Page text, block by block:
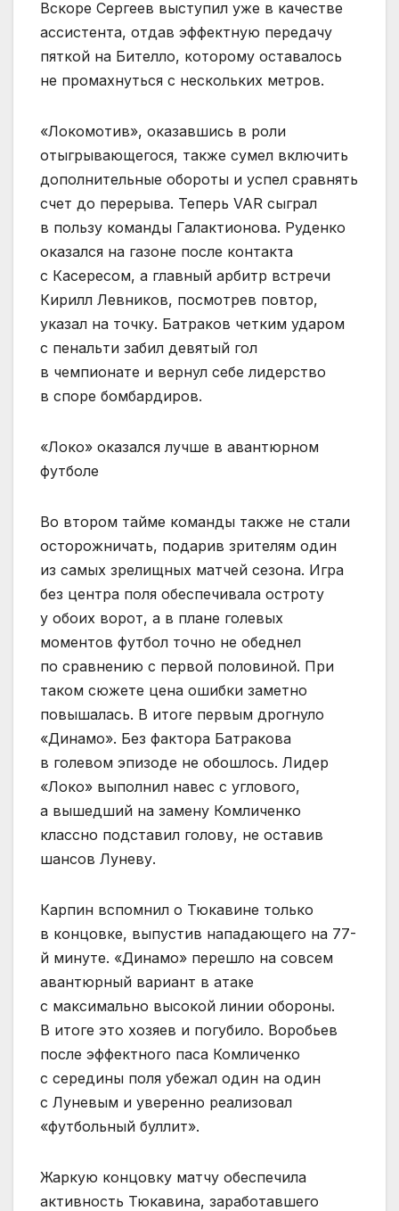
Вскоре Сергеев выступил уже в качестве
ассистента, отдав эффектную передачу
пяткой на Бителло, которому оставалось
не промахнуться с нескольких метров.
«Локомотив», оказавшись в роли
отыгрывающегося, также сумел включить
дополнительные обороты и успел сравнять
счет до перерыва. Теперь VAR сыграл
в пользу команды Галактионова. Руденко
оказался на газоне после контакта
с Касересом, а главный арбитр встречи
Кирилл Левников, посмотрев повтор,
указал на точку. Батраков четким ударом
с пенальти забил девятый гол
в чемпионате и вернул себе лидерство
в споре бомбардиров.
«Локо» оказался лучше в авантюрном
футболе
Во втором тайме команды также не стали
осторожничать, подарив зрителям один
из самых зрелищных матчей сезона. Игра
без центра поля обеспечивала остроту
у обоих ворот, а в плане голевых
моментов футбол точно не обеднел
по сравнению с первой половиной. При
таком сюжете цена ошибки заметно
повышалась. В итоге первым дрогнуло
«Динамо». Без фактора Батракова
в голевом эпизоде не обошлось. Лидер
«Локо» выполнил навес с углового,
а вышедший на замену Комличенко
классно подставил голову, не оставив
шансов Луневу.
Карпин вспомнил о Тюкавине только
в концовке, выпустив нападающего на 77-
й минуте. «Динамо» перешло на совсем
авантюрный вариант в атаке
с максимально высокой линии обороны.
В итоге это хозяев и погубило. Воробьев
после эффектного паса Комличенко
с середины поля убежал один на один
с Луневым и уверенно реализовал
«футбольный буллит».
Жаркую концовку матчу обеспечила
активность Тюкавина, заработавшего